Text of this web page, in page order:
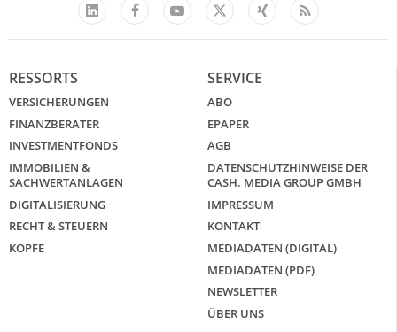
LinkedIn
FacebookYouTube
X
Xing Feed
RESSORTS
VERSICHERUNGEN
FINANZBERATER
INVESTMENTFONDS
IMMOBILIEN &
SACHWERTANLAGEN
DIGITALISIERUNG
RECHT & STEUERN
KÖPFE
SERVICE
ABO
EPAPER
AGB
DATENSCHUTZHINWEISE DER
CASH. MEDIA GROUP GMBH
IMPRESSUM
KONTAKT
MEDIADATEN (DIGITAL)
MEDIADATEN (PDF)
NEWSLETTER
ÜBER UNS